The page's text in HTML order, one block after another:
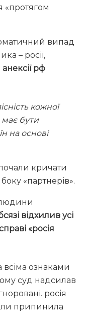
«протягом
випад
– росії,
рф
кожної
має бути
на основі
кричати
«партнерів».
відхилив усі
«росія
всіма ознаками
суд надсилав
росія
припинила